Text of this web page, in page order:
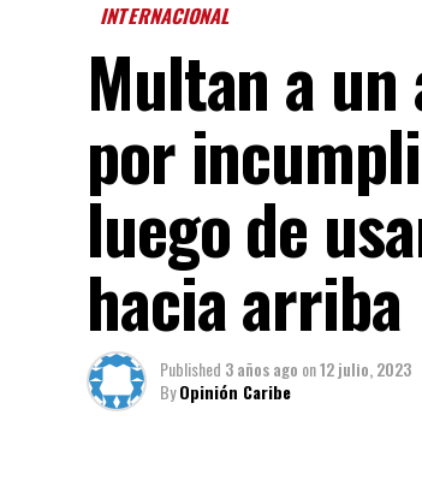
INTERNACIONAL
Multan a
por
luego de
hacia arriba
Published 3 años ago on12 julio, 2023
ByOpinión Caribe